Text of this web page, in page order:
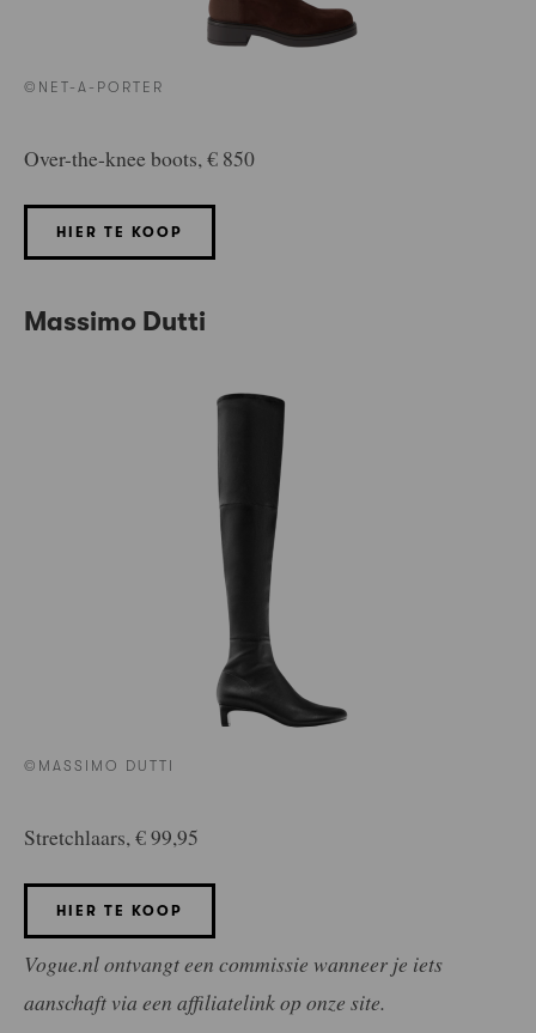
©NET-A-PORTER
Over-the-knee boots, € 850
HIER TE KOOP
Massimo Dutti
©MASSIMO DUTTI
Stretchlaars, € 99,95
HIER TE KOOP
Vogue.nl ontvangt een commissie wanneer je iets
aanschaft via een affiliatelink op onze site.